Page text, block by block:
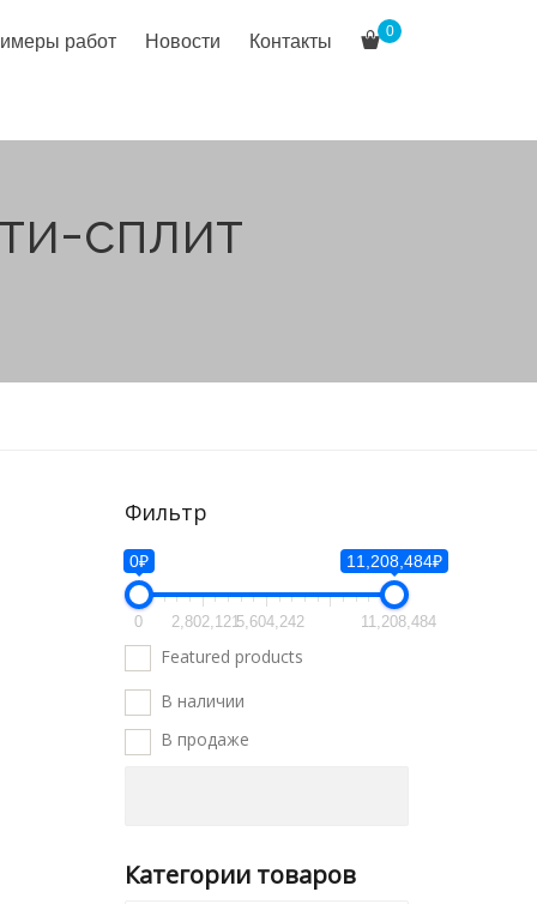
работ Новости Контакты 0
сплит
Фильтр
0₽ 11,208,484₽
0 2,802,1215,604,242 11,208,484
Featured products
В наличии
В продаже
Категории товаров